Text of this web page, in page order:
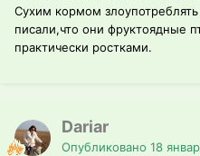
Сухим кормом
писали,что они фруктоядные
практически ростками.
Dariar
Опубликовано 18